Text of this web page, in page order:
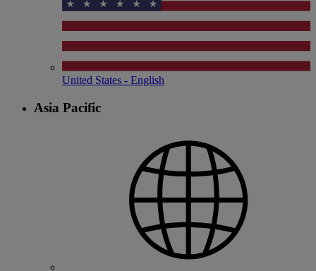
United States - English
Asia Pacific